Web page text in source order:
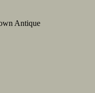
Antique